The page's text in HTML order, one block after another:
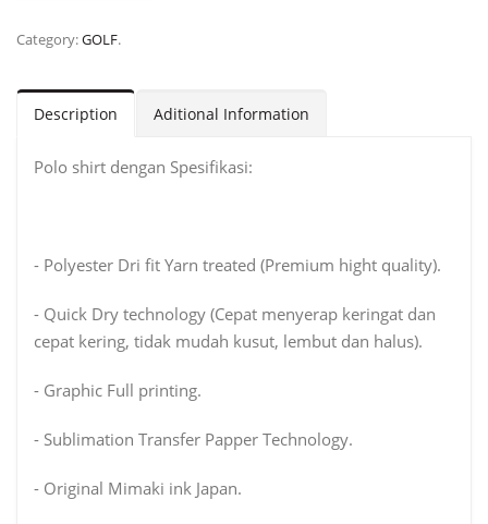
Category:GOLF.
Description Aditional Information
Polo shirt dengan Spesifikasi:
- Polyester Dri fit Yarn treated (Premium hight quality).
- Quick Dry technology (Cepat menyerap keringat dan
cepat kering, tidak mudah kusut, lembut dan halus).
- Graphic Full printing.
- Sublimation Transfer Papper Technology.
- Original Mimaki ink Japan.